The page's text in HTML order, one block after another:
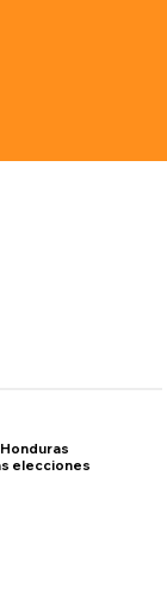
elecciones